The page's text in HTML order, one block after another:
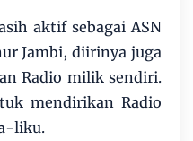
aktif sebagai ASN
Jambi, diirinya juga
Radio milik sendiri.
mendirikan Radio
liku.